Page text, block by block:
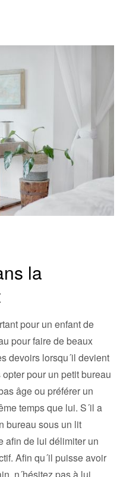
la
pour un enfant de
pour faire de beaux
devoirs lorsqu´il devient
pour un petit bureau
âge ou préférer un
temps que lui. S´il a
bureau sous un lit
afin de lui délimiter un
Afin qu´il puisse avoir
n´hésitez pas à lui